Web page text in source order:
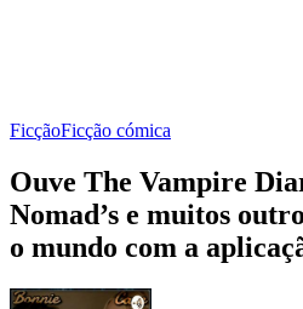
FicçãoFicção cómica
Ouve The Vampire
Nomad’s e muitos
o mundo com a